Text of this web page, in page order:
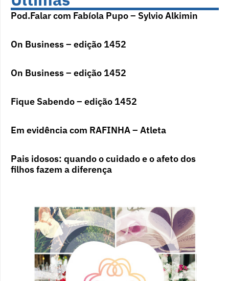
Pod.Falar com Fabíola Pupo – Sylvio Alkimin
On Business – edição 1452
On Business – edição 1452
Fique Sabendo – edição 1452
Em evidência com RAFINHA – Atleta
Pais idosos: quando o cuidado e o afeto dos
filhos fazem a diferença